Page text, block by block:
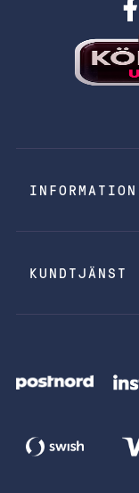
INFORMATION
KUNDTJÄNST